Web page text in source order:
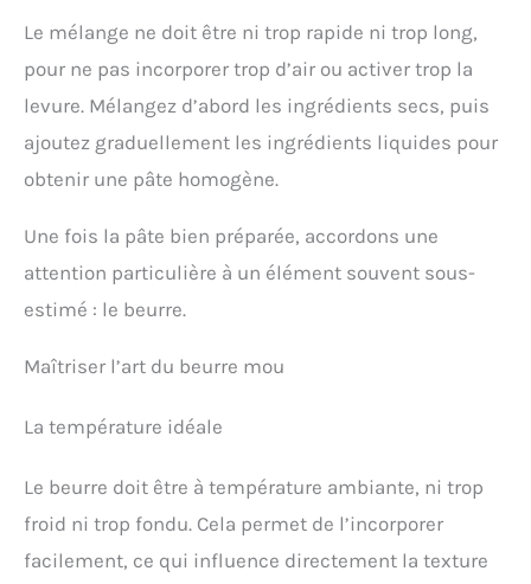
Le mélange ne doit être ni trop rapide ni trop long,
pour ne pas incorporer trop d’air ou activer trop la
levure. Mélangez d’abord les ingrédients secs, puis
ajoutez graduellement les ingrédients liquides pour
obtenir une pâte homogène.
Une fois la pâte bien préparée, accordons une
attention particulière à un élément souvent sous-
estimé : le beurre.
Maîtriser l’art du beurre mou
La température idéale
Le beurre doit être à température ambiante, ni trop
froid ni trop fondu. Cela permet de l’incorporer
facilement, ce qui influence directement la texture